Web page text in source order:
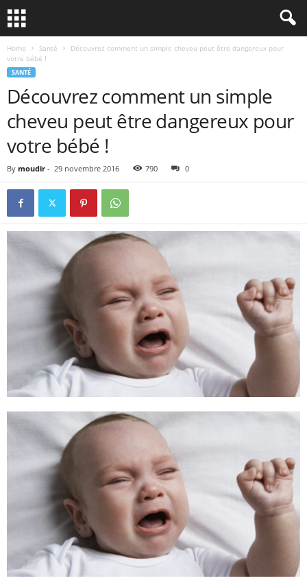
Home Santé
Découvrez comment un simple cheveu peut être dangereux pour
votre bébé !
SANTÉ
Découvrez comment un simple
cheveu peut être dangereux pour
votre bébé !
By moudir - 29 novembre 2016 790 0